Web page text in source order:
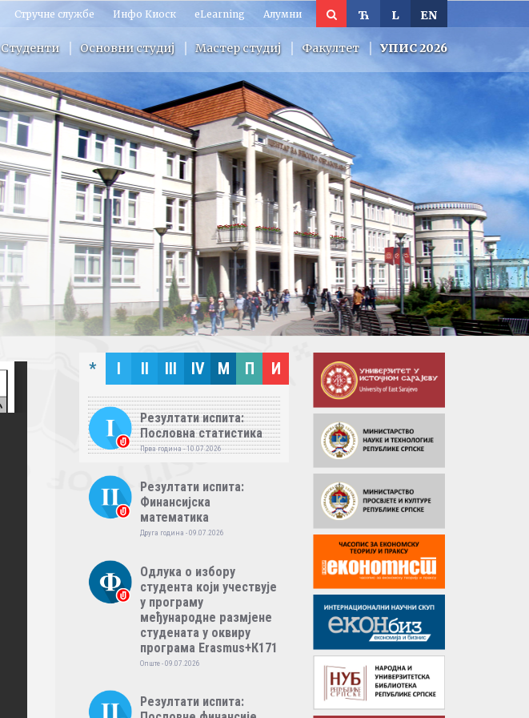
EN
L
Ћ
Стручне службе Инфо Киоск eLearning Алумни
Студенти Основни студиј Мастер студиј Факултет УПИС 2026
* I II III IV M П И
Резултати испита:
Пословна статистика
Прва година - 10.07.2026
Резултати испита:
Финансијска
математика
Друга година - 09.07.2026
Одлука о избору
студента који учествује
у програму
међународне размјене
студената у оквиру
програма Erasmus+К171
Опште - 09.07.2026
Резултати испита: